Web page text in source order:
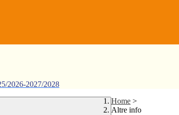
2026-2027/2028
Home >
Altre info